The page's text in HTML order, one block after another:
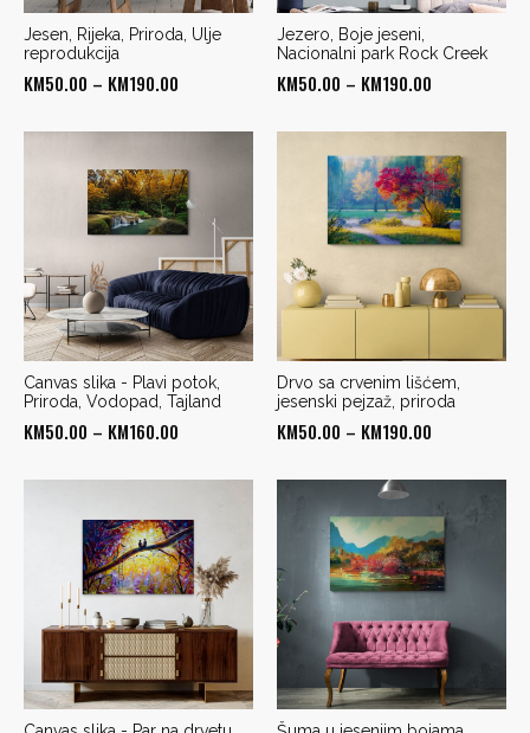
Jesen, Rijeka, Priroda, Ulje
reprodukcija
KM50.00 – KM190.00
KM50.00
through
KM190.00
Jezero, Boje jeseni,
Nacionalni park Rock Creek
KM50.00 – KM190.00
KM50.00
through
KM190.00
Canvas slika - Plavi potok,
Priroda, Vodopad, Tajland
KM50.00 – KM160.00
KM50.00
through
KM160.00
Drvo sa crvenim lišćem,
jesenski pejzaž, priroda
KM50.00 – KM190.00
KM50.00
through
KM190.00